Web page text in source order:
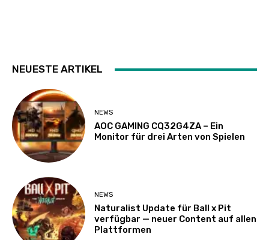
NEUESTE ARTIKEL
NEWS
AOC GAMING CQ32G4ZA – Ein
Monitor für drei Arten von Spielen
NEWS
Naturalist Update für Ball x Pit
verfügbar — neuer Content auf allen
Plattformen